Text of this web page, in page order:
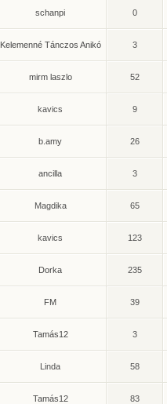
schanpi 0
Kelemenné Tánczos Anikó 3
mirm laszlo 52
kavics 9
b.amy 26
ancilla 3
Magdika 65
kavics 123
Dorka 235
FM 39
Tamás12 3
Linda 58
Tamás12 83